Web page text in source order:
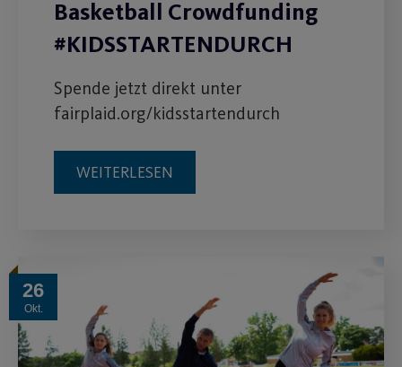
Basketball Crowdfunding
#KIDSSTARTENDURCH
Spende jetzt direkt unter
fairplaid.org/kidsstartendurch
WEITERLESEN
26
Okt.